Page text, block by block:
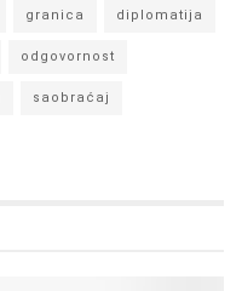
granica diplomatija
odgovornost
saobraćaj